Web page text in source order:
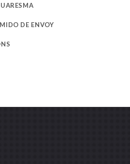
DE ENVOY